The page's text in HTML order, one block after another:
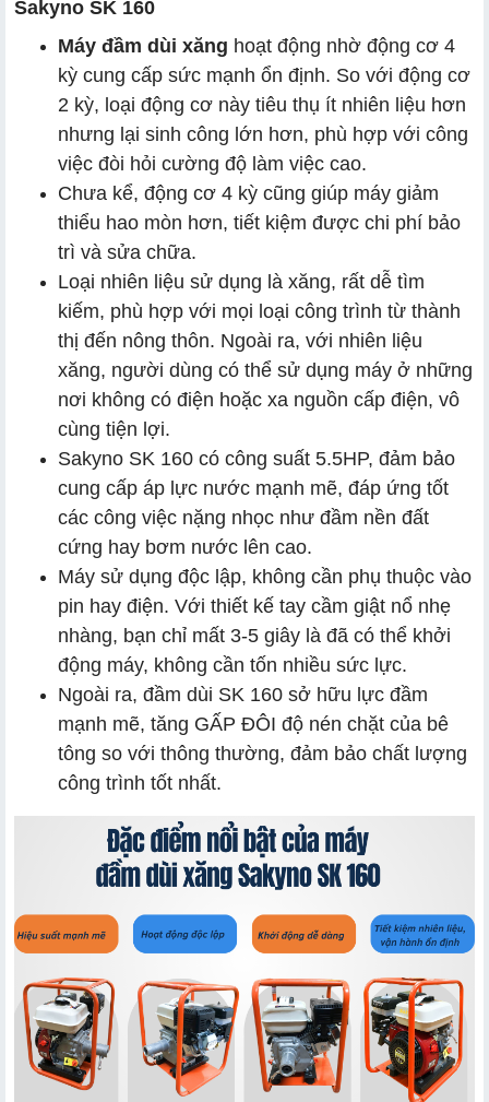
Sakyno SK 160
Máy đầm dùi xăng hoạt động nhờ động cơ 4
kỳ cung cấp sức mạnh ổn định. So với động cơ
2 kỳ, loại động cơ này tiêu thụ ít nhiên liệu hơn
nhưng lại sinh công lớn hơn, phù hợp với công
việc đòi hỏi cường độ làm việc cao.
Chưa kể, động cơ 4 kỳ cũng giúp máy giảm
thiểu hao mòn hơn, tiết kiệm được chi phí bảo
trì và sửa chữa.
Loại nhiên liệu sử dụng là xăng, rất dễ tìm
kiếm, phù hợp với mọi loại công trình từ thành
thị đến nông thôn. Ngoài ra, với nhiên liệu
xăng, người dùng có thể sử dụng máy ở những
nơi không có điện hoặc xa nguồn cấp điện, vô
cùng tiện lợi.
Sakyno SK 160 có công suất 5.5HP, đảm bảo
cung cấp áp lực nước mạnh mẽ, đáp ứng tốt
các công việc nặng nhọc như đầm nền đất
cứng hay bơm nước lên cao.
Máy sử dụng độc lập, không cần phụ thuộc vào
pin hay điện. Với thiết kế tay cầm giật nổ nhẹ
nhàng, bạn chỉ mất 3-5 giây là đã có thể khởi
động máy, không cần tốn nhiều sức lực.
Ngoài ra, đầm dùi SK 160 sở hữu lực đầm
mạnh mẽ, tăng GẤP ĐÔI độ nén chặt của bê
tông so với thông thường, đảm bảo chất lượng
công trình tốt nhất.